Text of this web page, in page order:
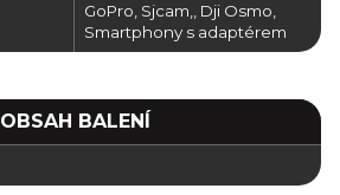
GoPro, Sjcam,, Dji Osmo,
Smartphony s adaptérem
OBSAH BALENÍ